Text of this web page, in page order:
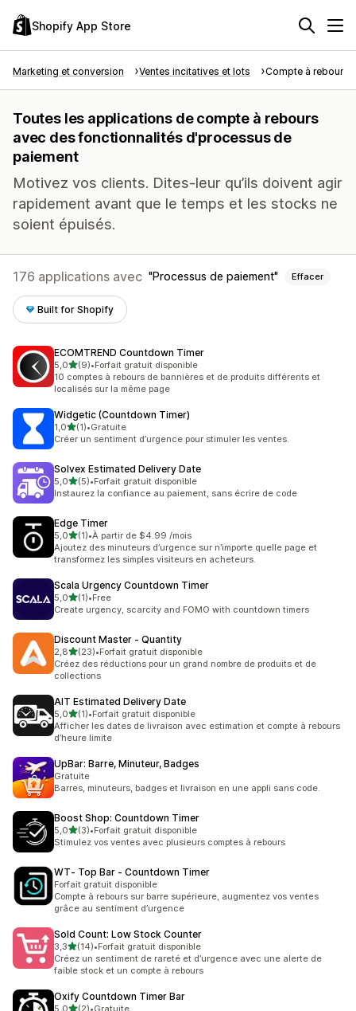
Shopify App Store
Marketing et conversion Ventes incitatives et lots Compte à rebours
Toutes les applications de compte à rebours
avec des fonctionnalités d'processus de
paiement
Motivez vos clients. Dites-leur qu’ils doivent agir
rapidement avant que le temps et les stocks ne
soient épuisés.
176 applications avec Processus de paiement Effacer
Built for Shopify
ECOMTREND Countdown Timer
5,0étoile(s) sur 5
(9)
9 avis au total
•Forfait gratuit disponible
10 comptes à rebours de bannières et de produits différents et
localisés sur la même page
Widgetic (Countdown Timer)
1,0étoile(s) sur 5
(1)
1 avis au total
•Gratuite
Créer un sentiment d’urgence pour stimuler les ventes.
Solvex Estimated Delivery Date
5,0étoile(s) sur 5
(5)
5 avis au total
•Forfait gratuit disponible
Instaurez la confiance au paiement, sans écrire de code
Edge Timer
5,0étoile(s) sur 5
(1)
1 avis au total
•À partir de $4.99 /mois
Ajoutez des minuteurs d’urgence sur n’importe quelle page et
transformez les simples visiteurs en acheteurs.
Scala Urgency Countdown Timer
5,0étoile(s) sur 5
(1)
1 avis au total
•Free
Create urgency, scarcity and FOMO with countdown timers
Discount Master ‑ Quantity
2,8étoile(s) sur 5
(23)
23 avis au total
•Forfait gratuit disponible
Créez des réductions pour un grand nombre de produits et de
collections
AIT Estimated Delivery Date
5,0étoile(s) sur 5
(1)
1 avis au total
•Forfait gratuit disponible
Afficher les dates de livraison avec estimation et compte à rebours
d’heure limite
UpBar: Barre, Minuteur, Badges
Gratuite
Barres, minuteurs, badges et livraison en une appli sans code.
Boost Shop: Countdown Timer
5,0étoile(s) sur 5
(3)
3 avis au total
•Forfait gratuit disponible
Stimulez vos ventes avec plusieurs comptes à rebours
WT‑ Top Bar ‑ Countdown Timer
Forfait gratuit disponible
Compte à rebours sur barre supérieure, augmentez vos ventes
grâce au sentiment d’urgence
Sold Count: Low Stock Counter
3,3étoile(s) sur 5
(14)
14 avis au total
•Forfait gratuit disponible
Créez un sentiment de rareté et d’urgence avec une alerte de
faible stock et un compte à rebours
Oxify Countdown Timer Bar
5,0étoile(s) sur 5
(2)•Gratuite